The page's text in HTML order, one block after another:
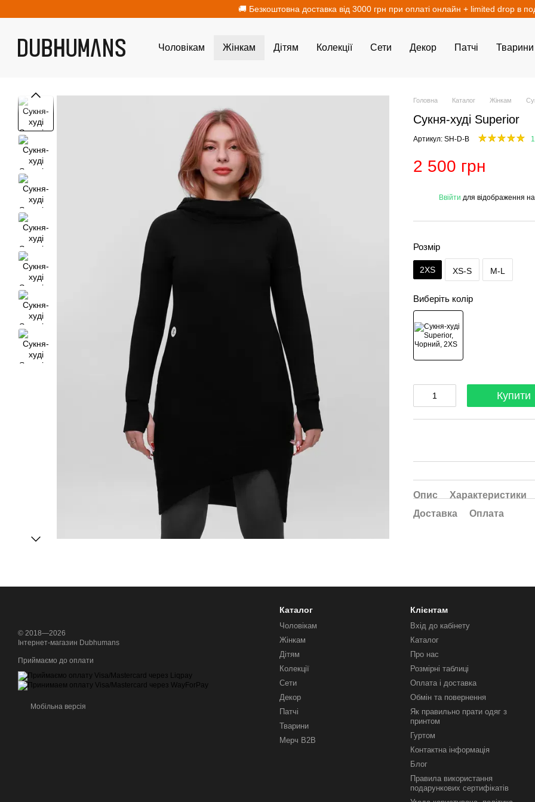
🚚 Безкоштовна доставка від 3000 грн при оплаті онлайн + limited drop в
Чоловікам Жінкам Дітям Колекції Сети Декор Патчі Тварини
Головна Каталог Жінкам
Сукня-худі Superior
Артикул: SH-D-B
2 500 грн
Ввійти для відображення
Розмір
2XS XS-S M-L
Виберіть колір
Купити
Опис Характеристики
Доставка Оплата
© 2018—2026
Інтернет-магазин Dubhumans
Приймаємо до оплати
Мобільна версія
Каталог
Чоловікам
Жінкам
Дітям
Колекції
Сети
Декор
Патчі
Тварини
Мерч B2B
Клієнтам
Вхід до кабінету
Каталог
Про нас
Розмірні таблиці
Оплата і доставка
Обмін та повернення
Як правильно прати одяг з
принтом
Гуртом
Контактна інформація
Блог
Правила використання
подарункових сертифікатів